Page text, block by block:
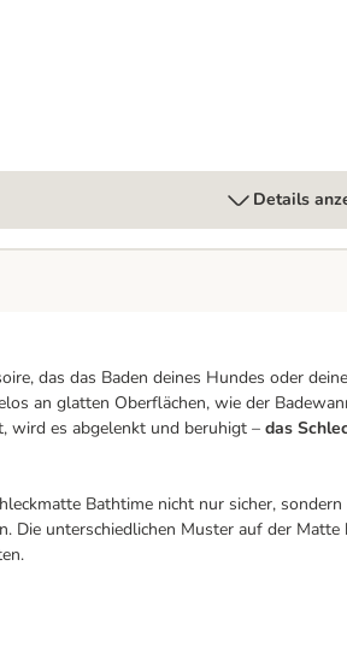
Details
das das Baden deines Hundes oder
an glatten Oberflächen, wie der
wird es abgelenkt und beruhigt – das
Bathtime nicht nur sicher,
Die unterschiedlichen Muster auf der